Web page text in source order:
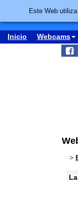
Inicio Webcams
>
Este Web